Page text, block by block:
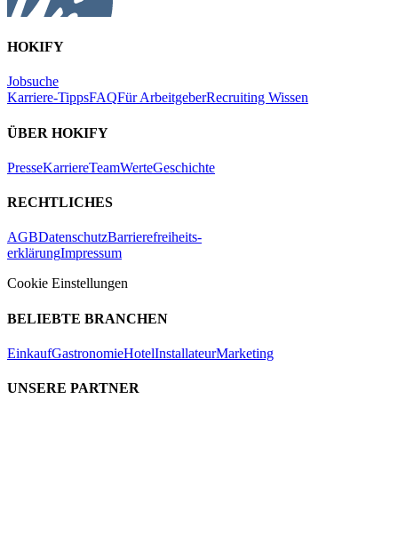
HOKIFY
Jobsuche
Karriere-TippsFAQFür ArbeitgeberRecruiting Wissen
ÜBER HOKIFY
PresseKarriereTeamWerteGeschichte
RECHTLICHES
AGBDatenschutzBarrierefreiheits-
erklärungImpressum
Cookie Einstellungen
BELIEBTE BRANCHEN
EinkaufGastronomieHotelInstallateurMarketing
UNSERE PARTNER